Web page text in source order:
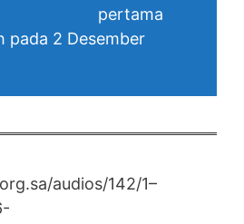
pertama
pada 2 Desember
audios/142/1–